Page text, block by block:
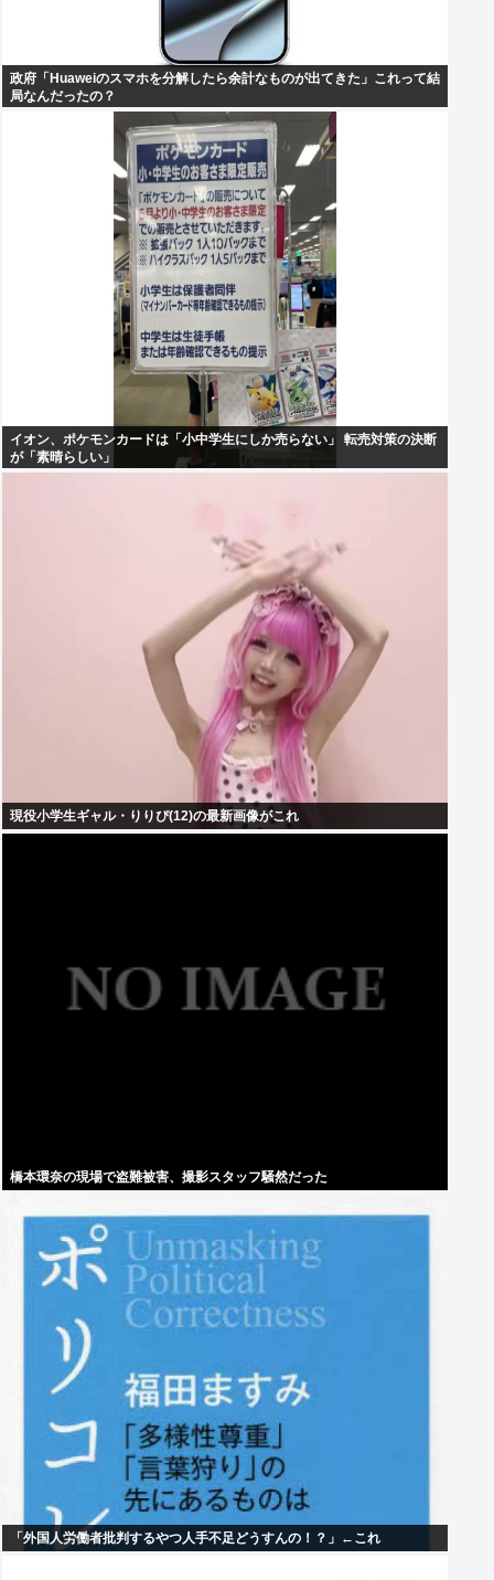
政府「Huaweiのスマホを分解したら余計なものが出てきた」これって結
局なんだったの？
イオン、ポケモンカードは「小中学生にしか売らない」 転売対策の決断
が「素晴らしい」
現役小学生ギャル・りりぴ(12)の最新画像がこれ
橋本環奈の現場で盗難被害、撮影スタッフ騒然だった
「外国人労働者批判するやつ人手不足どうすんの！？」←これ